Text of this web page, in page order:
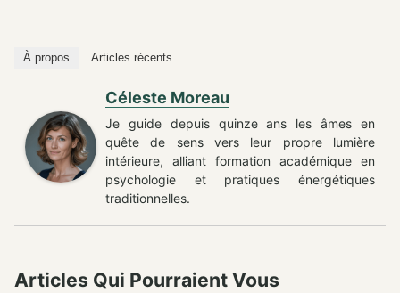
À propos Articles récents
Céleste Moreau
Je guide depuis quinze ans les âmes en
quête de sens vers leur propre lumière
intérieure, alliant formation académique en
psychologie et pratiques énergétiques
traditionnelles.
Articles Qui Pourraient Vous